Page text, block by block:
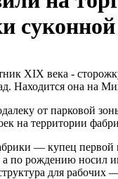
XIX века -
Находится она на
от парковой
на территории
— купец
а по рождению носил
для рабочих